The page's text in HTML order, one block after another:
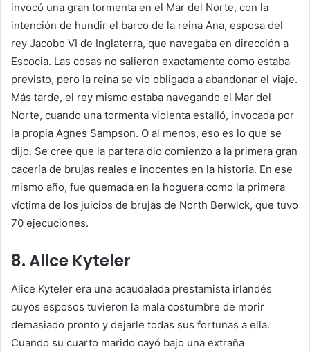
invocó una gran tormenta en el Mar del Norte, con la
intención de hundir el barco de la reina Ana, esposa del
rey Jacobo VI de Inglaterra, que navegaba en dirección a
Escocia. Las cosas no salieron exactamente como estaba
previsto, pero la reina se vio obligada a abandonar el viaje.
Más tarde, el rey mismo estaba navegando el Mar del
Norte, cuando una tormenta violenta estalló, invocada por
la propia Agnes Sampson. O al menos, eso es lo que se
dijo. Se cree que la partera dio comienzo a la primera gran
cacería de brujas reales e inocentes en la historia. En ese
mismo año, fue quemada en la hoguera como la primera
víctima de los juicios de brujas de North Berwick, que tuvo
70 ejecuciones.
8. Alice Kyteler
Alice Kyteler era una acaudalada prestamista irlandés
cuyos esposos tuvieron la mala costumbre de morir
demasiado pronto y dejarle todas sus fortunas a ella.
Cuando su cuarto marido cayó bajo una extraña